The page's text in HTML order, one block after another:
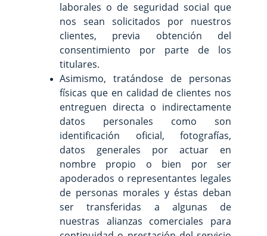
laborales o de seguridad social que
nos sean solicitados por nuestros
clientes, previa obtención del
consentimiento por parte de los
titulares.
Asimismo, tratándose de personas
físicas que en calidad de clientes nos
entreguen directa o indirectamente
datos personales como son
identificación oficial, fotografías,
datos generales por actuar en
nombre propio o bien por ser
apoderados o representantes legales
de personas morales y éstas deban
ser transferidas a algunas de
nuestras alianzas comerciales para